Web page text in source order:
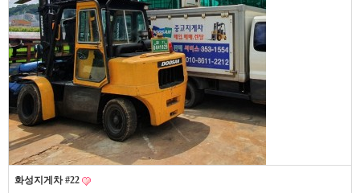
화성지게차 #22